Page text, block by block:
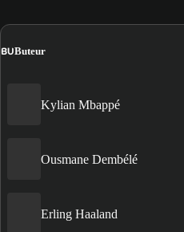
BUButeur
Kylian Mbappé
Ousmane Dembélé
Erling Haaland